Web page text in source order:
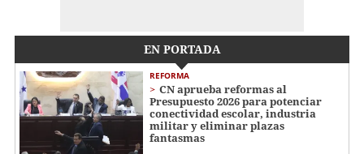
EN PORTADA
REFORMA
CN aprueba reformas al
Presupuesto 2026 para potenciar
conectividad escolar, industria
militar y eliminar plazas
fantasmas